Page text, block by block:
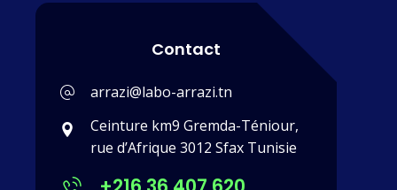
Contact
arrazi@labo-arrazi.tn
Ceinture km9 Gremda-Téniour,
rue d’Afrique 3012 Sfax Tunisie